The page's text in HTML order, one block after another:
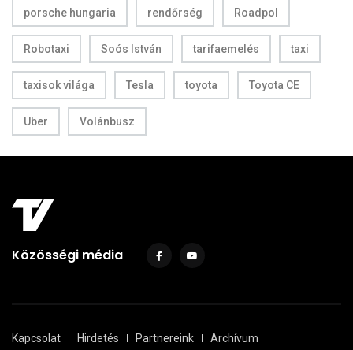
porsche hungaria rendőrség Roadpol
Robotaxi Soós István tarifaemelés taxi
taxisok világa Tesla toyota Toyota CE
Uber Volánbusz
Közösségi média
Kapcsolat Hirdetés Partnereink Archívum